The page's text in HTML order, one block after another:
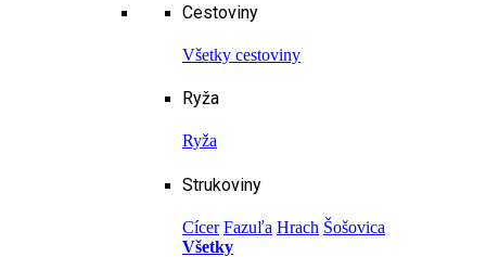
Cestoviny
Všetky cestoviny
Ryža
Ryža
Strukoviny
Cícer Fazuľa Hrach Šošovica
Všetky